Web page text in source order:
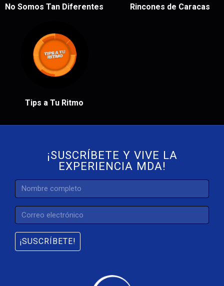
No Somos Tan Diferentes Rincones de Caracas
Tips a Tu Ritmo
¡SUSCRÍBETE Y VIVE LA
EXPERIENCIA MDA!
¡SUSCRÍBETE!